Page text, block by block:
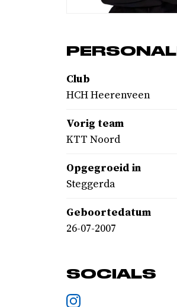
Club
HCH Heerenveen
Vorig team
KTT Noord
Opgegroeid in
Steggerda
Geboortedatum
26-07-2007
SOCIALS